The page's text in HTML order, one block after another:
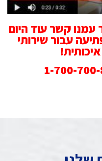
עמנו קשר עוד היום
עבור שירותי